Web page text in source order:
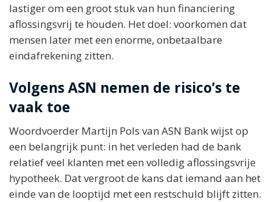
lastiger om een groot stuk van hun financiering
aflossingsvrij te houden. Het doel: voorkomen dat
mensen later met een enorme, onbetaalbare
eindafrekening zitten.
Volgens ASN nemen de risico’s te
vaak toe
Woordvoerder Martijn Pols van ASN Bank wijst op
een belangrijk punt: in het verleden had de bank
relatief veel klanten met een volledig aflossingsvrije
hypotheek. Dat vergroot de kans dat iemand aan het
einde van de looptijd met een restschuld blijft zitten.